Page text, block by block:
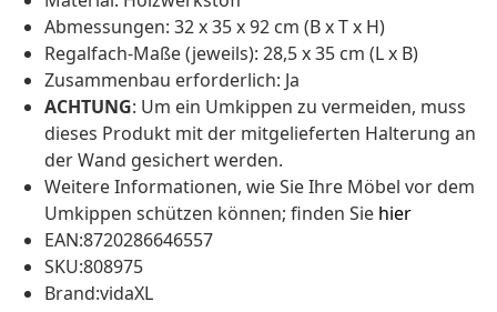
Abmessungen: 32 x 35 x 92 cm (B x T x H)
Regalfach-Maße (jeweils): 28,5 x 35 cm (L x B)
Zusammenbau erforderlich: Ja
ACHTUNG: Um ein Umkippen zu vermeiden, muss
dieses Produkt mit der mitgelieferten Halterung an
der Wand gesichert werden.
Weitere Informationen, wie Sie Ihre Möbel vor dem
Umkippen schützen können; finden Sie hier
EAN:8720286646557
SKU:808975
Brand:vidaXL